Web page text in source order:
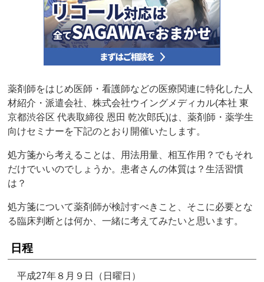
薬剤師をはじめ医師・看護師などの医療関連に特化した人
材紹介・派遣会社、株式会社ウイングメディカル(本社 東
京都渋谷区 代表取締役 恩田 乾次郎氏)は、薬剤師・薬学生
向けセミナーを下記のとおり開催いたします。
処方箋から考えることは、用法用量、相互作用？でもそれ
だけでいいのでしょうか。患者さんの体質は？生活習慣
は？
処方箋について薬剤師が検討すべきこと、そこに必要とな
る臨床判断とは何か、一緒に考えてみたいと思います。
日程
平成27年８月９日（日曜日）